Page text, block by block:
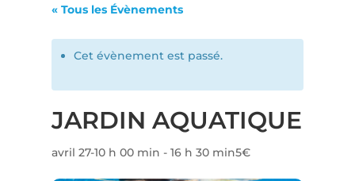
« Tous les Évènements
Cet évènement est passé.
JARDIN AQUATIQUE
avril 27-10 h 00 min - 16 h 30 min5€